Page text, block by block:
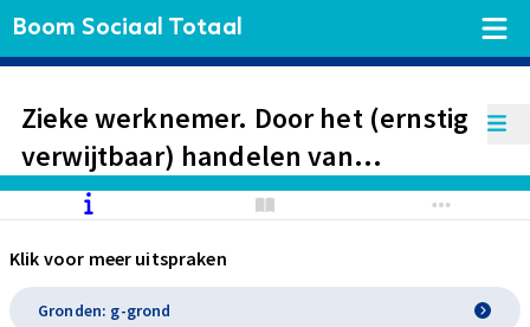
Boom Sociaal Totaal
Zieke werknemer. Door het (ernstig
verwijtbaar) handelen van
werkgever is een verstoorde
arbeidsverhouding tussen partijen
ontstaan. Toekenning billijke
vergoeding van € 157.785,87‬.
Klik voor meer uitspraken
Gronden: g-grond